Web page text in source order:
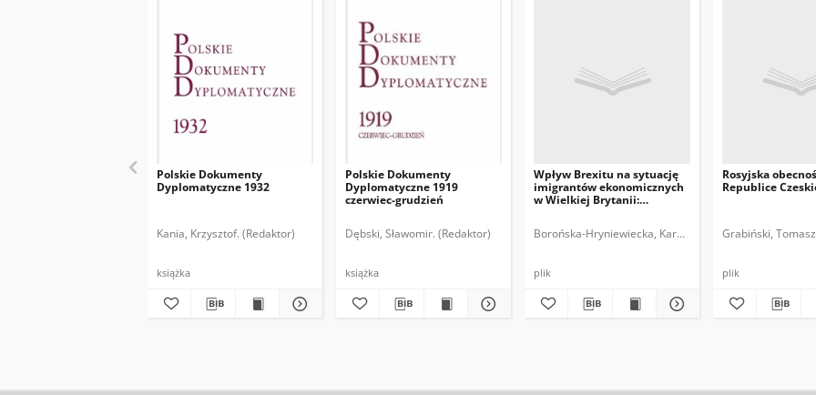
Polskie Dokumenty
Dyplomatyczne 1932
Kania, Krzysztof. (Redaktor)
książka
Polskie Dokumenty
Dyplomatyczne 1919
czerwiec-grudzień
Dębski, Sławomir. (Redaktor)
książka
Wpływ Brexitu na sytuację
imigrantów ekonomicznych
w Wielkiej Brytanii:
Borońska-Hryniewiecka, Karolina.
plik
Rosyjska
Republice
Grabiński,
plik